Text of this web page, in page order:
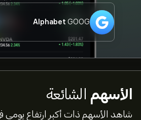
Alphabet GOOG
الأسهم الشائعة
شاهد الأسهم ذات أكبر ارتفاع